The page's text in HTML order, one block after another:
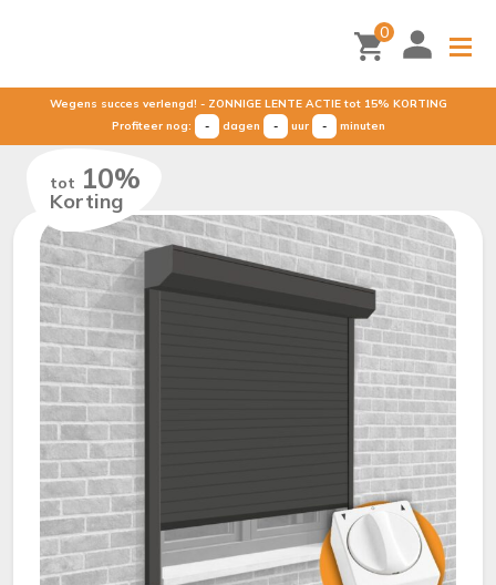
0
Wegens succes verlengd! - ZONNIGE LENTE ACTIE tot 15% KORTING
Profiteer nog:
- dagen - uur - minuten
minuten
tot 10%
Korting